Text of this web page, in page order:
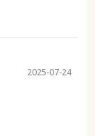
2025-07-24